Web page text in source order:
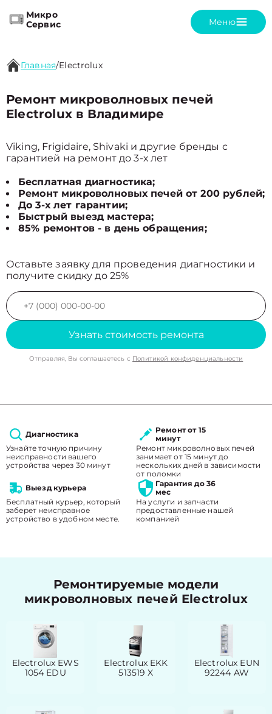
Микро
Сервис
Меню
Главная/Electrolux
Ремонт микроволновых печей
Electrolux в Владимире
Viking, Frigidaire, Shivaki и другие бренды с
гарантией на ремонт до 3-х лет
Бесплатная диагностика;
Ремонт микроволновых печей от 200 рублей;
До 3-х лет гарантии;
Быстрый выезд мастера;
85% ремонтов - в день обращения;
Оставьте заявку для проведения диагностики и
получите скидку до 25%
Узнать стоимость ремонта
Отправляя, Вы соглашаетесь с Политикой конфиденциальности
Диагностика
Узнайте точную причину
неисправности вашего
устройства через 30 минут
Ремонт от 15
минут
Ремонт микроволновых печей
занимает от 15 минут до
нескольких дней в зависимости
от поломки
Выезд курьера
Бесплатный курьер, который
заберет неисправное
устройство в удобном месте.
Гарантия до 36
мес
На услуги и запчасти
предоставленные нашей
компанией
Ремонтируемые модели
микроволновых печей Electrolux
Electrolux EWS
1054 EDU
Electrolux EKK
513519 X
Electrolux EUN
92244 AW